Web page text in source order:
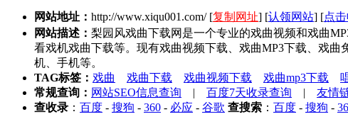
网站地址： http://www.xiqu001.com/ [复制网址] [认领网站] [点
网站描述： 梨园风戏曲下载网是一个专业的戏曲视频和戏曲
看戏机戏曲下载等。现有戏曲视频下载、戏曲MP3下载、戏
机、手机等。
TAG标签： 戏曲 戏曲下载 戏曲视频下载 戏曲mp3下载
常规查询： 网站SEO信息查询 | 百度7天收录查询 | 友情
查收录 ： 百度 - 搜狗 - 360 - 必应 - 谷歌 查搜索 ： 百度 - 搜狗 -